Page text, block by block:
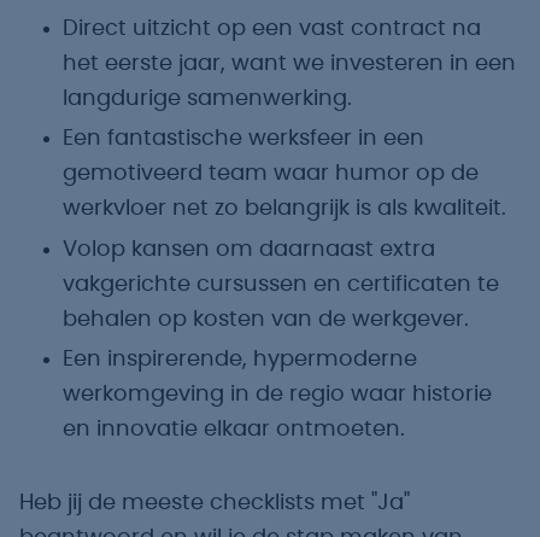
Direct uitzicht op een vast contract na
het eerste jaar, want we investeren in een
langdurige samenwerking.
Een fantastische werksfeer in een
gemotiveerd team waar humor op de
werkvloer net zo belangrijk is als kwaliteit.
Volop kansen om daarnaast extra
vakgerichte cursussen en certificaten te
behalen op kosten van de werkgever.
Een inspirerende, hypermoderne
werkomgeving in de regio waar historie
en innovatie elkaar ontmoeten.
Heb jij de meeste checklists met "Ja"